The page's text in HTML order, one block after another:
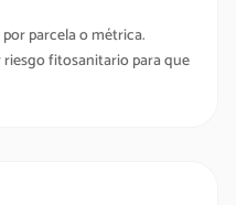
parcela o métrica.
fitosanitario para que